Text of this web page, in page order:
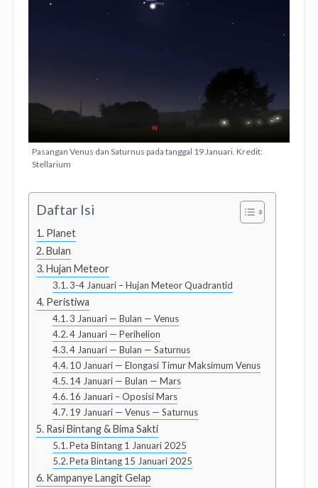
Pasangan Venus dan Saturnus pada tanggal 19 Januari. Kredit:
Stellarium
Daftar Isi
Planet
Bulan
Hujan Meteor
3-4 Januari – Hujan Meteor Quadrantid
Peristiwa
3 Januari — Bulan — Venus
4 Januari — Perihelion
4 Januari — Bulan — Saturnus
10 Januari — Elongasi Timur Maksimum Venus
14 Januari — Bulan — Mars
16 Januari – Oposisi Mars
19 Januari — Venus — Saturnus
Rasi Bintang & Bima Sakti
Peta Bintang 1 Januari 2025
Peta Bintang 15 Januari 2025
Kampanye Langit Gelap